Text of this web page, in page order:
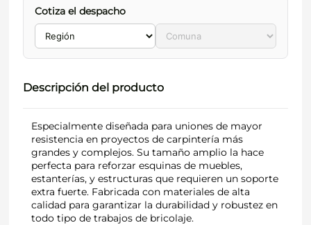
Cotiza el despacho
Descripción del producto
Especialmente diseñada para uniones de mayor
resistencia en proyectos de carpintería más
grandes y complejos. Su tamaño amplio la hace
perfecta para reforzar esquinas de muebles,
estanterías, y estructuras que requieren un soporte
extra fuerte. Fabricada con materiales de alta
calidad para garantizar la durabilidad y robustez en
todo tipo de trabajos de bricolaje.